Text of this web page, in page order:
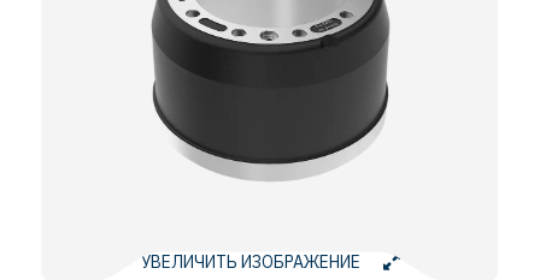
УВЕЛИЧИТЬ ИЗОБРАЖЕНИЕ